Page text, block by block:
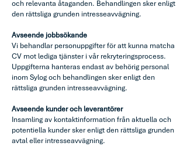
och relevanta åtaganden. Behandlingen sker enligt
den rättsliga grunden intresseavvägning.
Avseende jobbsökande
Vi behandlar personuppgifter för att kunna matcha
CV mot lediga tjänster i vår rekryteringsprocess.
Uppgifterna hanteras endast av behörig personal
inom Sylog och behandlingen sker enligt den
rättsliga grunden intresseavvägning.
Avseende kunder och leverantörer
Insamling av kontaktinformation från aktuella och
potentiella kunder sker enligt den rättsliga grunden
avtal eller intresseavvägning.